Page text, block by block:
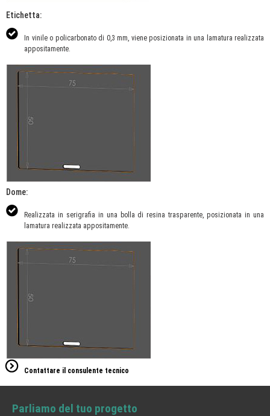
Etichetta:
In vinile o policarbonato di 0,3 mm, viene posizionata in una lamatura realizzata
appositamente.
Dome:
Realizzata in serigrafia in una bolla di resina trasparente, posizionata in una
lamatura realizzata appositamente.
Contattare il consulente tecnico
Parliamo del tuo progetto